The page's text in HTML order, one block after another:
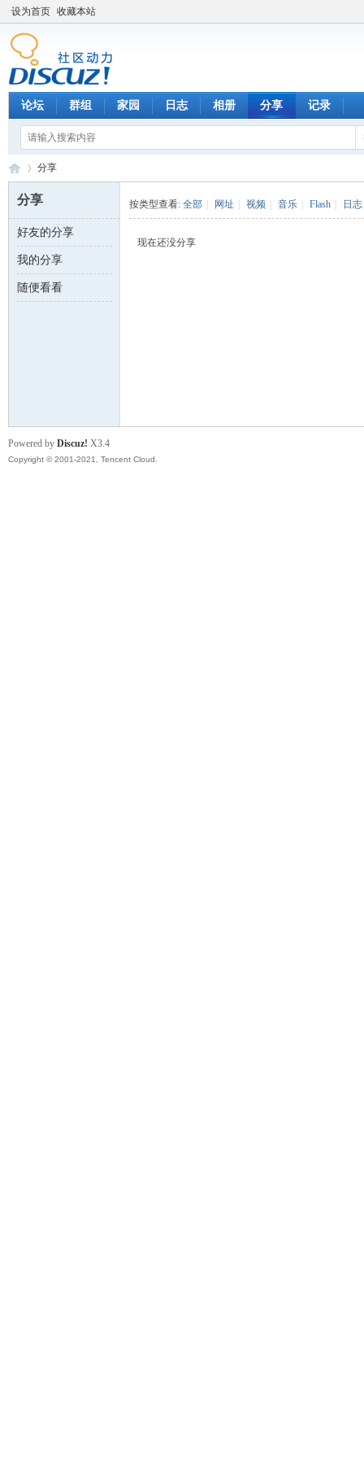
设为首页 收藏本站
论坛 群组 家园 日志 相册 分享 记录
数 ›
分享
分享
好友的分享
我的分享
随便看看
按类型查看: 全部 网址 视频 音乐 Flash 日志
现在还没分享
Powered by Discuz! X3.4
Copyright © 2001-2021, Tencent Cloud.